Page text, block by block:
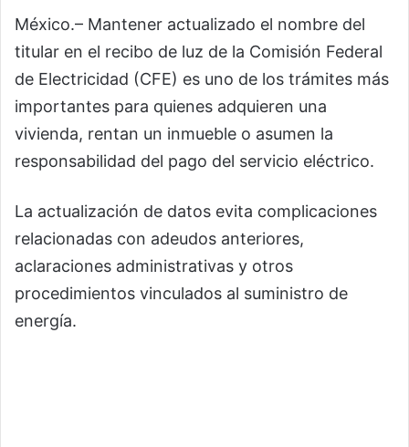
México.– Mantener actualizado el nombre del
titular en el recibo de luz de la Comisión Federal
de Electricidad (CFE) es uno de los trámites más
importantes para quienes adquieren una
vivienda, rentan un inmueble o asumen la
responsabilidad del pago del servicio eléctrico.
La actualización de datos evita complicaciones
relacionadas con adeudos anteriores,
aclaraciones administrativas y otros
procedimientos vinculados al suministro de
energía.